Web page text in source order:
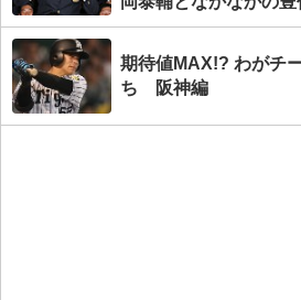
期待値MAX!? わがチ
ち 阪神編